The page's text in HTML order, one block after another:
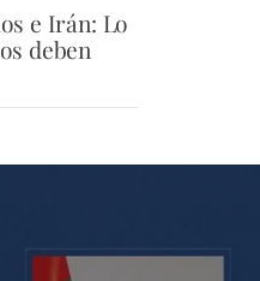
e Irán: Lo
deben